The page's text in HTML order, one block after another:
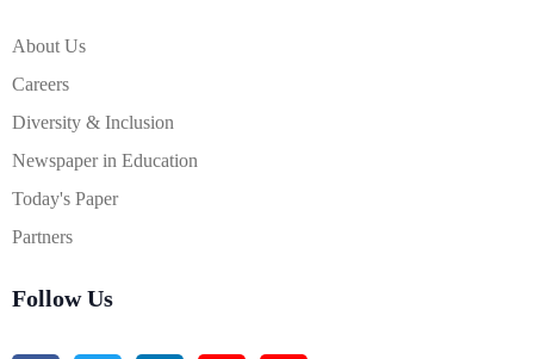
About Us
Careers
Diversity & Inclusion
Newspaper in Education
Today's Paper
Partners
Follow Us